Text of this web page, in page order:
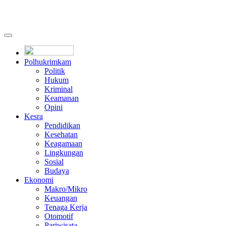
Polhukrimkam
Politik
Hukum
Kriminal
Keamanan
Opini
Kesra
Pendidikan
Kesehatan
Keagamaan
Lingkungan
Sosial
Budaya
Ekonomi
Makro/Mikro
Keuangan
Tenaga Kerja
Otomotif